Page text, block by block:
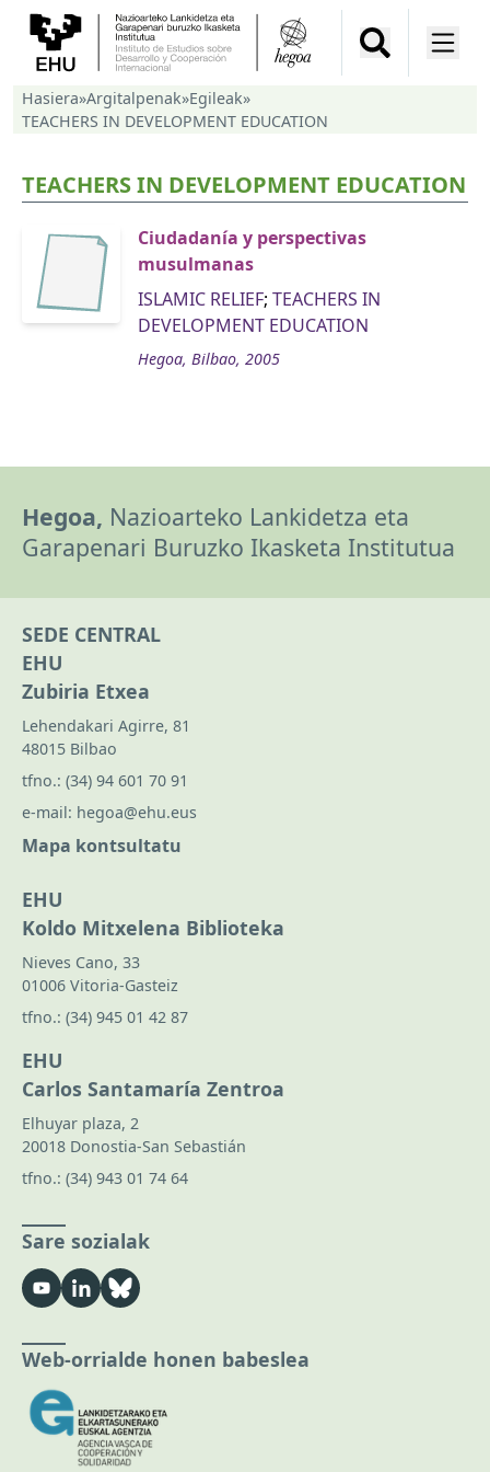
Hasiera»Argitalpenak»Egileak»
TEACHERS IN DEVELOPMENT EDUCATION
TEACHERS IN DEVELOPMENT EDUCATION
Ciudadanía y perspectivas
musulmanas
ISLAMIC RELIEF; TEACHERS IN
DEVELOPMENT EDUCATION
Hegoa, Bilbao, 2005
Hegoa, Nazioarteko Lankidetza eta
Garapenari Buruzko Ikasketa Institutua
SEDE CENTRAL
EHU
Zubiria Etxea
Lehendakari Agirre, 81
48015 Bilbao
tfno.: (34) 94 601 70 91
e-mail: hegoa@ehu.eus
Mapa kontsultatu
EHU
Koldo Mitxelena Biblioteka
Nieves Cano, 33
01006 Vitoria-Gasteiz
tfno.: (34) 945 01 42 87
EHU
Carlos Santamaría Zentroa
Elhuyar plaza, 2
20018 Donostia-San Sebastián
tfno.: (34) 943 01 74 64
Sare sozialak
Web-orrialde honen babeslea